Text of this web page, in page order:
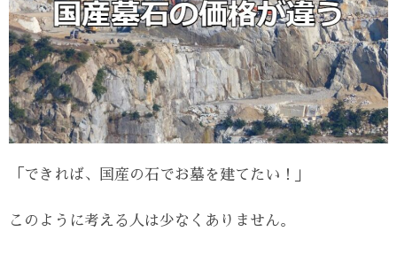
「できれば、国産の石でお墓を建てたい！」
このように考える人は少なくありません。